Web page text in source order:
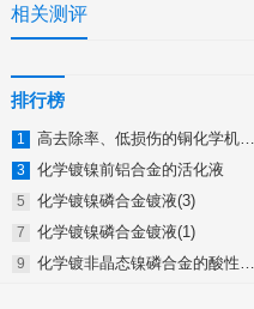
相关测评
排行榜
高去除率、低损伤的铜化学机械抛光液
化学镀镍前铝合金的活化液
化学镀镍磷合金镀液(3)
化学镀镍磷合金镀液(1)